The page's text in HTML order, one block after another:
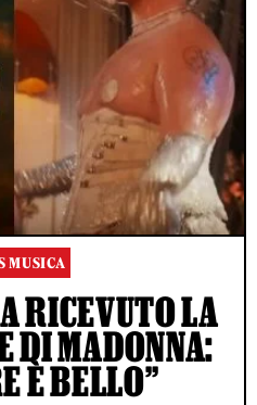
MUSICA
RICEVUTO LA
DI MADONNA:
È BELLO”